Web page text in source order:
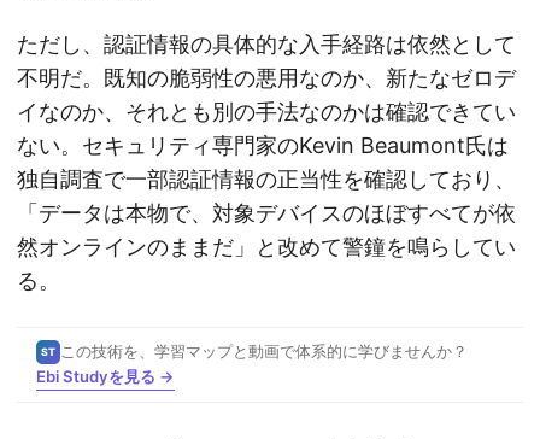
ただし、認証情報の具体的な入手経路は依然として
不明だ。既知の脆弱性の悪用なのか、新たなゼロデ
イなのか、それとも別の手法なのかは確認できてい
ない。セキュリティ専門家のKevin Beaumont氏は
独自調査で一部認証情報の正当性を確認しており、
「データは本物で、対象デバイスのほぼすべてが依
然オンラインのままだ」と改めて警鐘を鳴らしてい
る。
ST この技術を、学習マップと動画で体系的に学びませんか？
Ebi Studyを見る →